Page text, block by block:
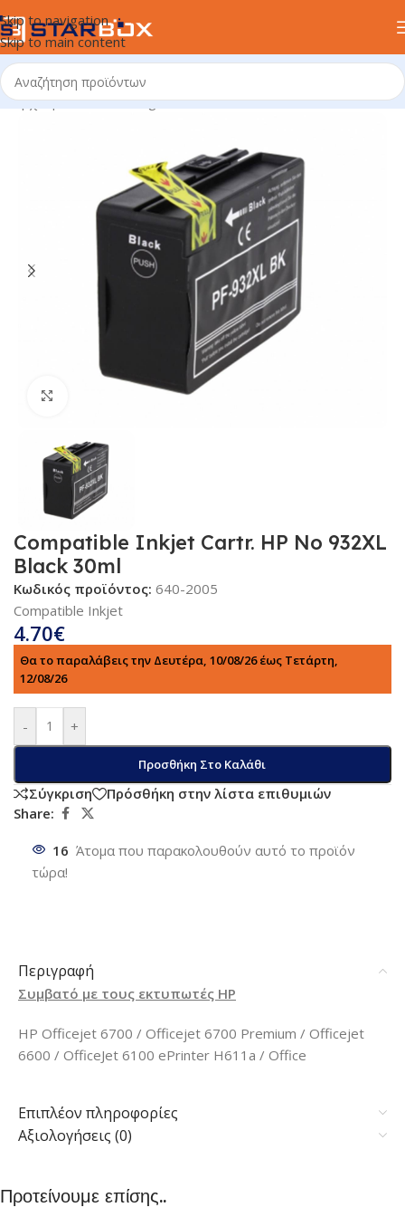
Skip to navigation
Skip to main content
Αρχική σελίδα/uncategorized
Κλικ για μεγέθυνση
Compatible Inkjet Cartr. HP No 932XL
Black 30ml
Κωδικός προϊόντος: 640-2005
Compatible Inkjet
4.70€
Θα το παραλάβεις την Δευτέρα, 10/08/26 έως Τετάρτη,
12/08/26
- +
Προσθήκη Στο Καλάθι
Σύγκριση
Πρόσθήκη στην λίστα επιθυμιών
Share:
16 Άτομα που παρακολουθούν αυτό το προϊόν
τώρα!
Περιγραφή
Συμβατό με τους εκτυπωτές HP
HP Officejet 6700 / Officejet 6700 Premium / Officejet
6600 / OfficeJet 6100 ePrinter H611a / Office
Επιπλέον πληροφορίες
Αξιολογήσεις (0)
Προτείνουμε επίσης..